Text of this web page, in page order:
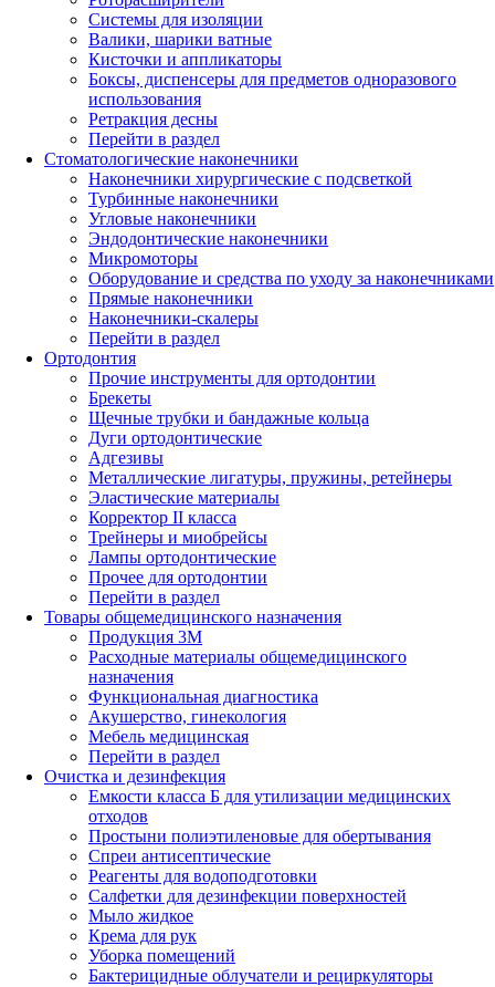
Системы для изоляции
Валики, шарики ватные
Кисточки и аппликаторы
Боксы, диспенсеры для предметов одноразового
использования
Ретракция десны
Перейти в раздел
Стоматологические наконечники
Наконечники хирургические с подсветкой
Турбинные наконечники
Угловые наконечники
Эндодонтические наконечники
Микромоторы
Оборудование и средства по уходу за наконечниками
Прямые наконечники
Наконечники-скалеры
Перейти в раздел
Ортодонтия
Прочие инструменты для ортодонтии
Брекеты
Щечные трубки и бандажные кольца
Дуги ортодонтические
Адгезивы
Металлические лигатуры, пружины, ретейнеры
Эластические материалы
Корректор II класса
Трейнеры и миобрейсы
Лампы ортодонтические
Прочее для ортодонтии
Перейти в раздел
Товары общемедицинского назначения
Продукция 3М
Расходные материалы общемедицинского
назначения
Функциональная диагностика
Акушерство, гинекология
Мебель медицинская
Перейти в раздел
Очистка и дезинфекция
Емкости класса Б для утилизации медицинских
отходов
Простыни полиэтиленовые для обертывания
Спреи антисептические
Реагенты для водоподготовки
Салфетки для дезинфекции поверхностей
Мыло жидкое
Крема для рук
Уборка помещений
Бактерицидные облучатели и рециркуляторы